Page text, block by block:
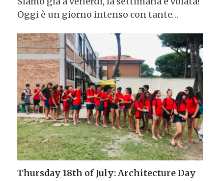
Oggi è un giorno intenso con tante…
Thursday 18th of July: Architecture Day